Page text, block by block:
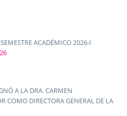
ACADÉMICO 2026-I
A LA DRA. CARMEN
COMO DIRECTORA GENERAL DE LA